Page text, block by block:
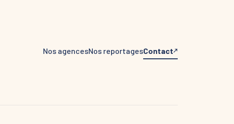
Nos agencesNos reportagesContact